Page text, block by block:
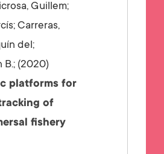
Guillem;
Carreras,
del;
B.; 2020
platforms for
of
fishery